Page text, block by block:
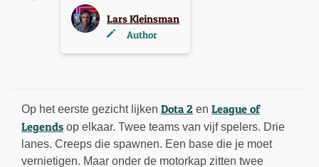
Lars Kleinsman
Author
Op het eerste gezicht lijken Dota 2 en League of
Legends op elkaar. Twee teams van vijf spelers. Drie
lanes. Creeps die spawnen. Een base die je moet
vernietigen. Maar onder de motorkap zitten twee